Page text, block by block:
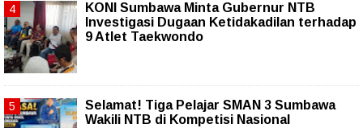
KONI Sumbawa Minta Gubernur NTB
Investigasi Dugaan Ketidakadilan terhadap
9 Atlet Taekwondo
Selamat! Tiga Pelajar SMAN 3 Sumbawa
Wakili NTB di Kompetisi Nasional